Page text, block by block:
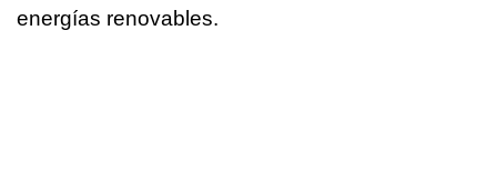
energías renovables.